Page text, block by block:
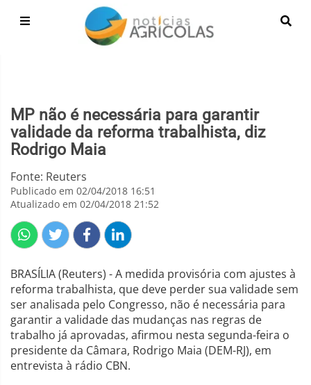
MP não é necessária para garantir
validade da reforma trabalhista, diz
Rodrigo Maia
Fonte: Reuters
Publicado em 02/04/2018 16:51
Atualizado em 02/04/2018 21:52
BRASÍLIA (Reuters) - A medida provisória com ajustes à
reforma trabalhista, que deve perder sua validade sem
ser analisada pelo Congresso, não é necessária para
garantir a validade das mudanças nas regras de
trabalho já aprovadas, afirmou nesta segunda-feira o
presidente da Câmara, Rodrigo Maia (DEM-RJ), em
entrevista à rádio CBN.